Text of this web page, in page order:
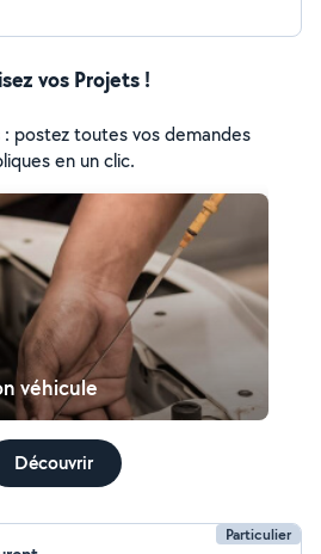
vos Projets !
postez toutes vos demandes
en un clic.
véhicule
Découvrir
Particulier